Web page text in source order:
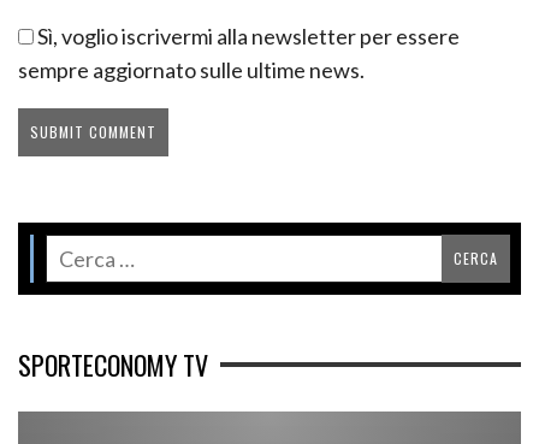
Sì, voglio iscrivermi alla newsletter per essere
sempre aggiornato sulle ultime news.
SPORTECONOMY TV